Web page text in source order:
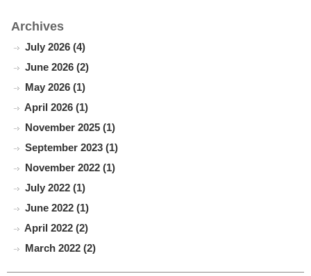
Archives
July 2026 (4)
June 2026 (2)
May 2026 (1)
April 2026 (1)
November 2025 (1)
September 2023 (1)
November 2022 (1)
July 2022 (1)
June 2022 (1)
April 2022 (2)
March 2022 (2)